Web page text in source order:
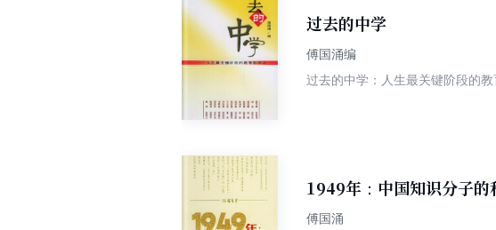
过去的中学
傅国涌编
过去的中学：人生最关键阶段的
1949年：中国知识分子的
傅国涌